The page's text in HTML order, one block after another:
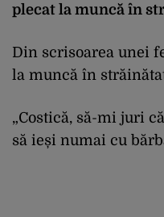
plecat la muncă în
Din scrisoarea unei
la muncă în
„Costică, să-mi juri
să ieși numai cu